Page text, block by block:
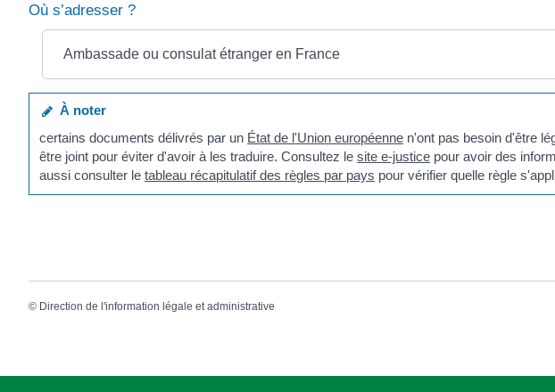
Où s’adresser ?
Ambassade ou consulat étranger en France
À noter
certains documents délivrés par un État de l'Union européenne n'ont pas besoin d'être
être joint pour éviter d'avoir à les traduire. Consultez lesite e-justice pour avoir des
aussi consulter letableau récapitulatif des règles par pays pour vérifier quelle règle
© Direction de l'information légale et administrative